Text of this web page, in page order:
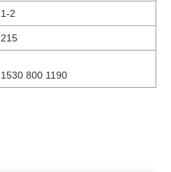
1-2
215
1530 800 1190